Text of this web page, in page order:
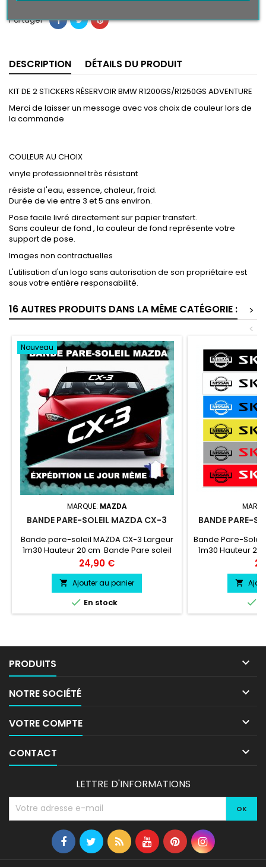
Partager
DESCRIPTION DÉTAILS DU PRODUIT
KIT DE 2 STICKERS RÉSERVOIR BMW R1200GS/R1250GS ADVENTURE
Merci de laisser un message avec vos choix de couleur lors de
la commande
COULEUR AU CHOIX
vinyle professionnel très résistant
résiste a l'eau, essence, chaleur, froid.
Durée de vie entre 3 et 5 ans environ.
Pose facile livré directement sur papier transfert.
Sans couleur de fond , la couleur de fond représente votre
support de pose.
Images non contractuelles
L'utilisation d'un logo sans autorisation de son propriétaire est
sous votre entière responsabilité.
16 AUTRES PRODUITS DANS LA MÊME CATÉGORIE :
>
<
Nouveau
MARQUE: MAZDA
BANDE PARE-SOLEIL MAZDA CX-3
Bande pare-soleil MAZDA CX-3 Largeur
1m30 Hauteur 20 cm Bande Pare soleil
couleur au choix Logo MAZDA CX-3
couleur au choix
Prix
24,90 €
 Ajouter au panier
 En stock
BANDE PARE-
Bande Pare-Soleil
1m30 Hauteur
couleur au
Skyline


PRODUITS 
NOTRE SOCIÉTÉ 
VOTRE COMPTE 
CONTACT 
LETTRE D'INFORMATIONS